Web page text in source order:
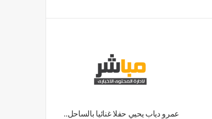
عمرو دياب يحيي حفلا غنائيا بالساحل..